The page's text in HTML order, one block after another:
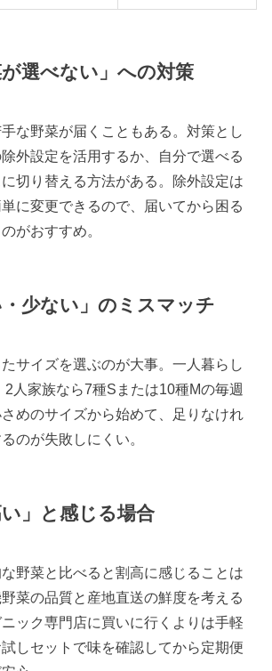
が選べない」への対策
な野菜が届くこともある。対策とし
外設定を活用するか、自分で選べる
切り替える方法がある。除外設定は
に変更できるので、届いてから困る
がおすすめ。
・少ない」のミスマッチ
サイズを選ぶのが大事。一人暮らし
人家族なら7種Sまたは10種Mの毎週
めのサイズから始めて、足りなけれ
のが失敗しにくい。
い」と感じる場合
野菜と比べると割高に感じることは
菜の品質と産地直送の鮮度を考える
ック専門店に買いに行くよりは手軽
しセットで味を確認してから定期便